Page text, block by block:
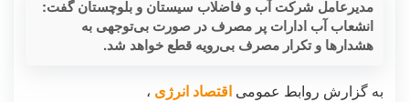
مدیرعامل شرکت آب و فاضلاب سیستان و بلوچستان گفت:
انشعاب آب ادارات پر مصرف در صورت بی‌توجهی به
هشدارها و تکرار مصرف بی‌رویه قطع خواهد شد.
به گزارش روابط عمومی اقتصاد انرژی ،